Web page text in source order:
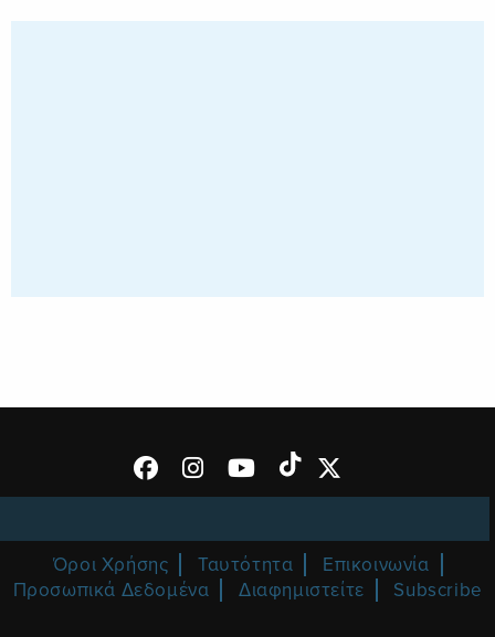
Όροι Χρήσης Ταυτότητα
Επικοινωνία
Προσωπικά Δεδομένα
Διαφημιστείτε Subscribe